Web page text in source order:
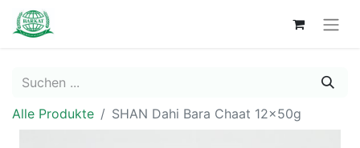
Alle Produkte SHAN Dahi Bara Chaat 12x50g